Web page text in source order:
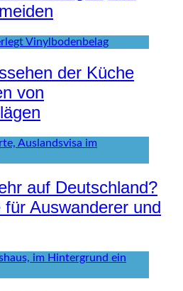
der Küche
von
auf Deutschland?
für Auswanderer und